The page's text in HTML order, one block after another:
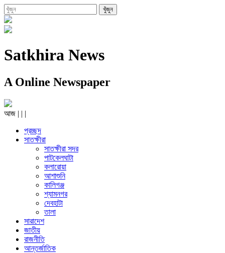
Satkhira News
A Online Newspaper
আজ | | |
প্রচ্ছদ
সাতক্ষীরা
সাতক্ষীরা সদর
পাটকেলঘাটা
কলারোয়া
আশাশুনি
কালিগঞ্জ
শ্যামনগর
দেবহাটা
তালা
সারাদেশ
জাতীয়
রাজনীতি
আন্তর্জাতিক